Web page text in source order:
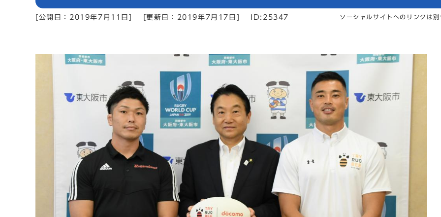
[公開日：2019年7月11日] [更新日：2019年7月17日] ID:25347 ソーシャルサイトへのリンクは